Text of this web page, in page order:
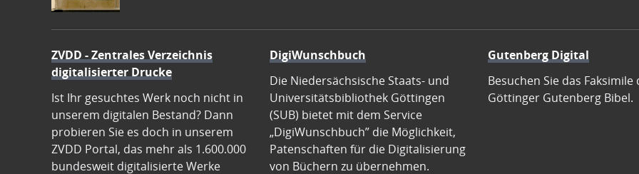
ZVDD - Zentrales Verzeichnis
digitalisierter Drucke
Ist Ihr gesuchtes Werk noch nicht in
unserem digitalen Bestand? Dann
probieren Sie es doch in unserem
ZVDD Portal, das mehr als 1.600.000
bundesweit digitalisierte Werke
DigiWunschbuch
Die Niedersächsische Staats- und
Universitätsbibliothek Göttingen
(SUB) bietet mit dem Service
„DigiWunschbuch” die Möglichkeit,
Patenschaften für die Digitalisierung
von Büchern zu übernehmen.
Gutenberg Digital
Besuchen Sie das Faksimile
Göttinger Gutenberg Bibel.